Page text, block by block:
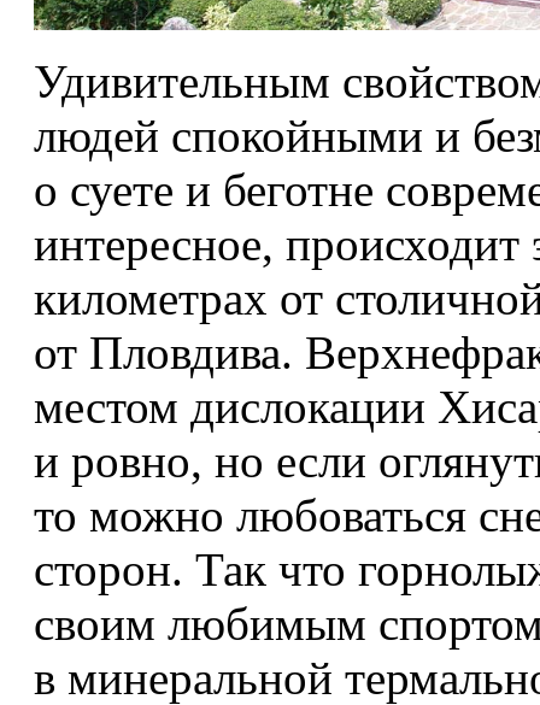
Удивительным
людей спокойными и
о суете и беготне
интересное, происходит
километрах от
от Пловдива.
местом дислокации
и ровно, но если
то можно любоваться
сторон. Так что
своим любимым
в минеральной